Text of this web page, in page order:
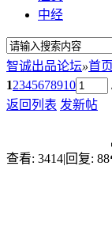
中经
智诚出品论坛»首页
12345678910
返回列表 发新帖
查看: 3414|回复: 88